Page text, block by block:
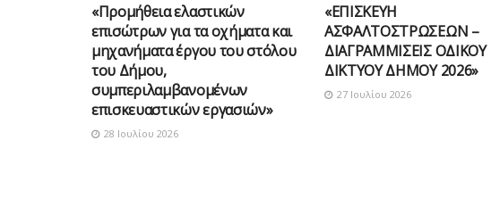
«Προμήθεια ελαστικών
επισώτρων για τα οχήματα και
μηχανήματα έργου του στόλου
του Δήμου,
συμπεριλαμβανομένων
επισκευαστικών εργασιών»
28 Ιουλίου 2026
«ΕΠΙΣΚΕΥΗ
ΑΣΦΑΛΤΟΣΤΡΩΣΕΩΝ –
ΔΙΑΓΡΑΜΜΙΣΕΙΣ ΟΔΙΚΟΥ
ΔΙΚΤΥΟΥ ΔΗΜΟΥ 2026»
27 Ιουλίου 2026